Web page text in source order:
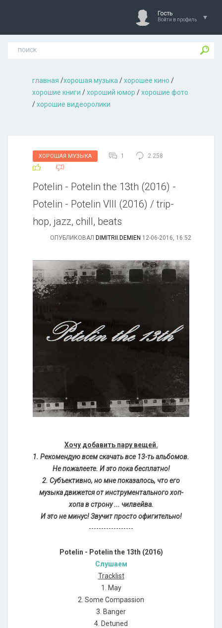
Гость
Войти в профиль
главная /хорошая музыкa /хорошее кино /
хорошие книги /хороший юмор /хорошие фото
/хорошие видеоролики
ХОРОШАЯ МУЗЫКА 1 2 258
Potelin - Potelin the 13th (2016) -
Potelin - Potelin VIII (2016) / trip-
hop, jazz, chill, beats
ОПУБЛИКОВАЛ DIMITRII.DEMIEN 12-06-2016, 16:52
Хочу добавить пару вещей.
1. Рекомендую всем скачать все 13-ть альбомов.
Не пожалеете. И это пока бесплатно!
2. Субъективно, но мне показалось, что его
музыка движется от инструментального хоп-
хопа в строну ... чилвейва.
И это не минус! Звучит просто офигительно!
------------------
Potelin - Potelin the 13th (2016)
Слушаем
Tracklist
1. May
2. Some Compassion
3. Banger
4. Detuned